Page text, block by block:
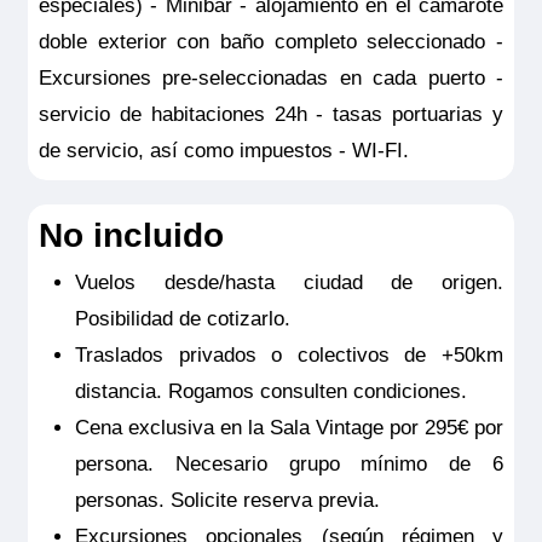
RiverSide Debussy
Debussy Suite - Puente Superior – Riverside
Pensión completa con excursionespor9.132€ p.p.
Todo incluido con excursiones por p.p.
Reservar
y aquí se refleja su personalidad. Es un lugar pensado para
paisaje desde la cama king-size. Dispone de un vestidor para
huéspedes pueden disponer de traslados individuales en
especiales) - Minibar - alojamiento en el camarote
doble exterior con baño completo seleccionado -
Excursiones pre-seleccionadas en cada puerto -
servicio de habitaciones 24h - tasas portuarias y
de servicio, así como impuestos - WI-FI.
No incluido
Vuelos desde/hasta ciudad de origen.
Posibilidad de cotizarlo.
Traslados privados o colectivos de +50km
distancia. Rogamos consulten condiciones.
Cena exclusiva en la Sala Vintage por 295€ por
persona. Necesario grupo mínimo de 6
personas. Solicite reserva previa.
Excursiones opcionales (según régimen y